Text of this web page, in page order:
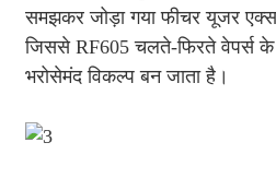
समझकर जोड़ा गया फीचर यूजर
जिससे RF605 चलते-फिरते वेपर्स के
भरोसेमंद विकल्प बन जाता है।